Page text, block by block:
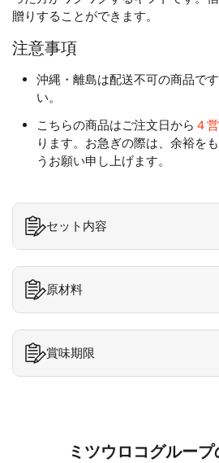
贈りすることができます。
注意事項
沖縄・離島は配送不可の商品で
い。
こちらの商品はご注文日から ４
ります。お急ぎの際は、余裕を
うお願い申し上げます。
セット内容
原材料
賞味期限
ミツウロコグルー